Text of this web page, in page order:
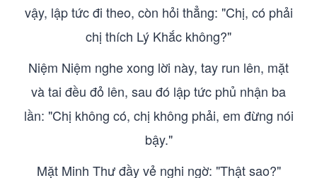
vậy, lập tức đi theo, còn hỏi thẳng: "Chị, có phải
chị thích Lý Khắc không?"
Niệm Niệm nghe xong lời này, tay run lên, mặt
và tai đều đỏ lên, sau đó lập tức phủ nhận ba
lần: "Chị không có, chị không phải, em đừng nói
bậy."
Mặt Minh Thư đầy vẻ nghi ngờ: "Thật sao?"